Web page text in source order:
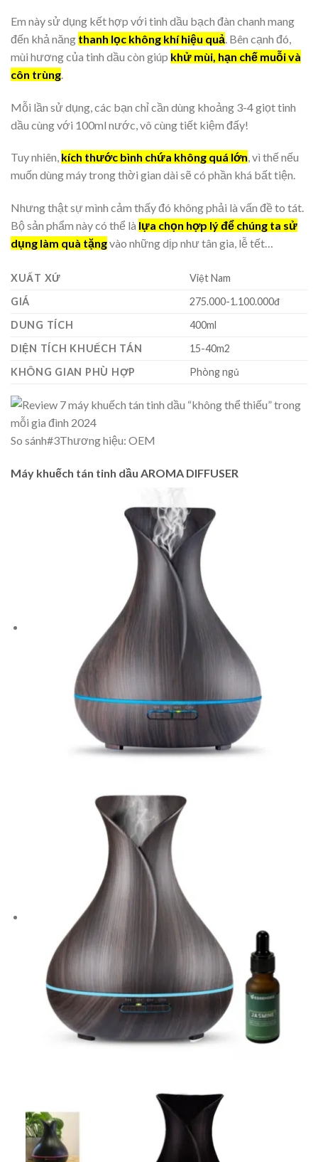
Em này sử dụng kết hợp với tinh dầu bạch đàn chanh mang
đến khả năng thanh lọc không khí hiệu quả. Bên cạnh đó,
mùi hương của tinh dầu còn giúp khử mùi, hạn chế muỗi và
côn trùng.
Mỗi lần sử dụng, các bạn chỉ cần dùng khoảng 3-4 giọt tinh
dầu cùng với 100ml nước, vô cùng tiết kiệm đấy!
Tuy nhiên, kích thước bình chứa không quá lớn, vì thế nếu
muốn dùng máy trong thời gian dài sẽ có phần khá bất tiện.
Nhưng thật sự mình cảm thấy đó không phải là vấn đề to tát.
Bộ sản phẩm này có thể là lựa chọn hợp lý để chúng ta sử
dụng làm quà tặngvào những dịp như tân gia, lễ tết…
XUẤT XỨ
Việt Nam
GIÁ
275.000-1.100.000đ
DUNG TÍCH
400ml
DIỆN TÍCH KHUẾCH TÁN
15-40m2
KHÔNG GIAN PHÙ HỢP
Phòng ngủ
So sánh#3Thương hiệu: OEM
Máy khuếch tán tinh dầu AROMA DIFFUSER